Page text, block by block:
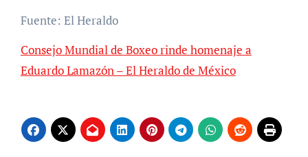
Fuente: El Heraldo
Consejo Mundial de Boxeo rinde homenaje a
Eduardo Lamazón – El Heraldo de México